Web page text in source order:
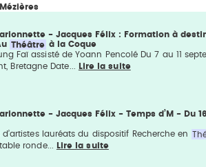
- Jacques Félix : Formation à
Théâtre à la Coque
Faï assisté de Yoann Pencolé Du 7 au 11
Bretagne Date...
Lire la suite
- Jacques Félix - Temps d’M - Du
lauréats du dispositif Recherche en
ronde...
Lire la suite